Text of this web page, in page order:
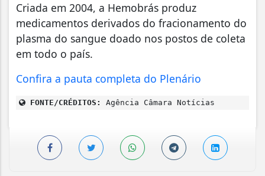
Criada em 2004, a Hemobrás produz
medicamentos derivados do fracionamento do
plasma do sangue doado nos postos de coleta
em todo o país.
Confira a pauta completa do Plenário
FONTE/CRÉDITOS: Agência Câmara Notícias